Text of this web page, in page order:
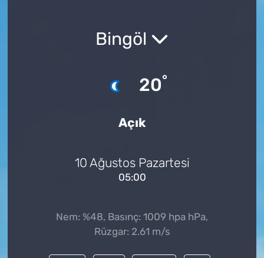
Bingöl
20°
Açık
10 Ağustos Pazartesi
05:00
Nem: %48, Basınç: 1009 hpa hPa,
Rüzgar: 2.61 m/s